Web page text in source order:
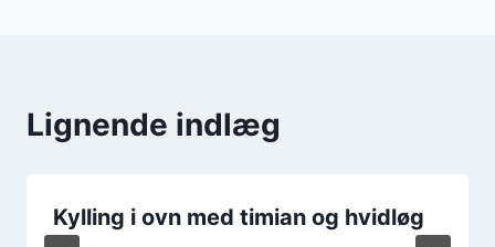
Lignende indlæg
Kylling i ovn med timian og hvidløg